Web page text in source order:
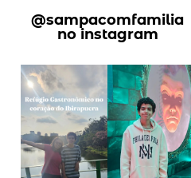
@sampacomfamilia
no instagram